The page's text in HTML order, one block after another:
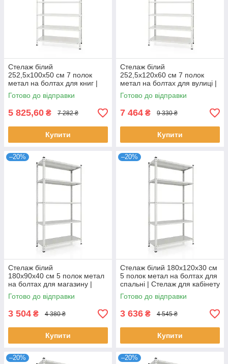
Стелаж білий
252,5х100х50 см 7 полок
метал на болтах для книг |
Стелаж для гаража
Готово до відправки
5 825,60 ₴ 7 282 ₴
Купити
Стелаж білий
252,5х120х60 см 7 полок
метал на болтах для вулиці |
Стелаж для виробництва
Готово до відправки
7 464 ₴ 9 330 ₴
Купити
–20%
Стелаж білий
180х90х40 см 5 полок метал
на болтах для магазину |
Стелаж для підвалу
Готово до відправки
3 504 ₴ 4 380 ₴
Купити
–20%
Стелаж білий 180х120х30 см
5 полок метал на болтах для
спальні | Стелаж для кабінету
Готово до відправки
3 636 ₴ 4 545 ₴
Купити
–20% –20%